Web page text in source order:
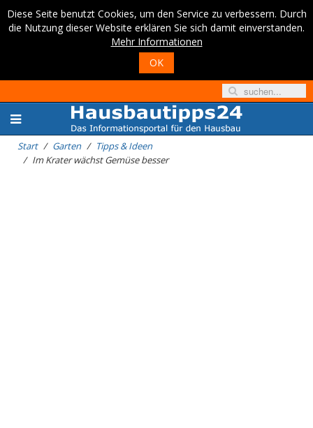
Diese Seite benutzt Cookies, um den Service zu verbessern. Durch
die Nutzung dieser Website erklären Sie sich damit einverstanden.
Mehr Informationen
OK
Start Garten
Tipps & Ideen
Im Krater wächst Gemüse besser